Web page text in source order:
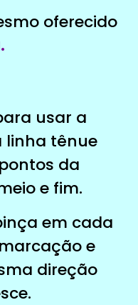
oferecido
usar a
linha tênue
da
e fim.
em cada
e
direção